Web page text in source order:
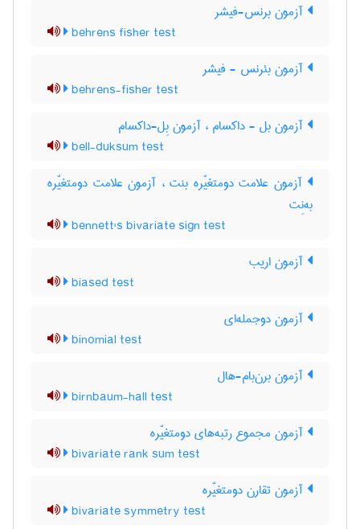
آزمون برنس-فیشر
behrens fisher test
آزمون بئرنس - فیشر
behrens-fisher test
آزمون بل - داکسام ، آزمون بِل-داکسام
bell-duksum test
آزمون علامت دومتغیّره بنت ، آزمون علامت دومتغیّره
به‌نِت
bennett's bivariate sign test
آزمون اریب
biased test
آزمون دوجمله‌ای
binomial test
آزمون برن‌بام-هال
birnbaum-hall test
آزمون مجموع رتبه‌های دومتغیّره
bivariate rank sum test
آزمون تقارن دومتغیّره
bivariate symmetry test